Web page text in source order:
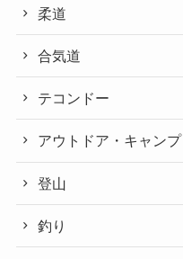
柔道
合気道
テコンドー
アウトドア・キャンプ
登山
釣り